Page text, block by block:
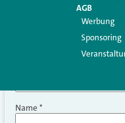
Name *
AGB
Werbung
Sponsoring